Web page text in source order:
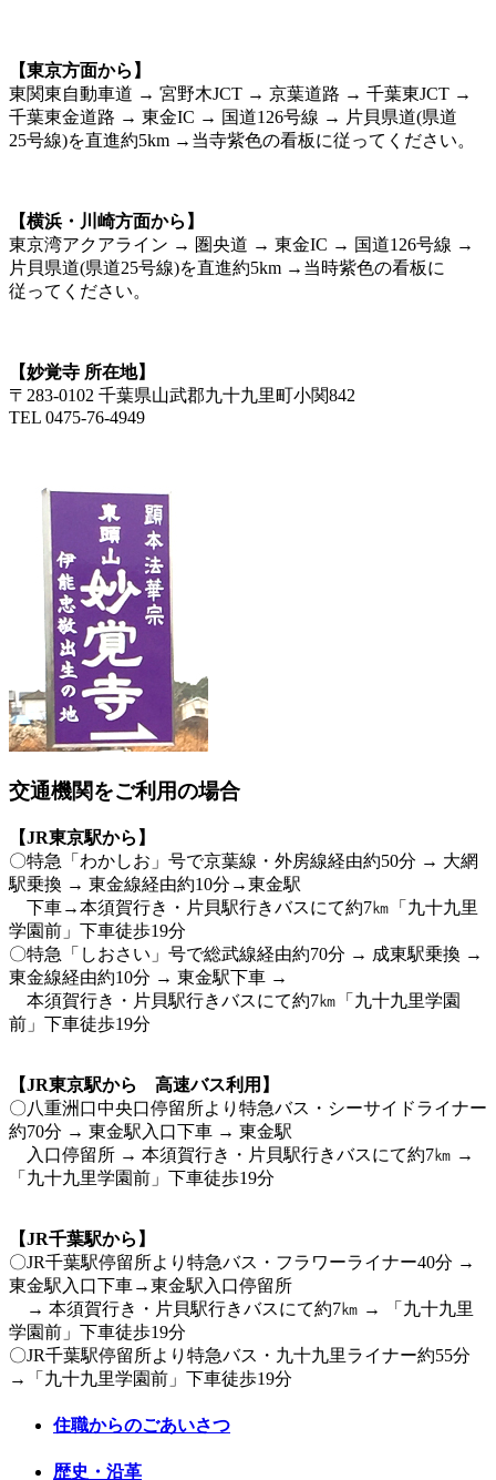
【東京方面から】
東関東自動車道 → 宮野木JCT → 京葉道路 → 千葉東JCT →
千葉東金道路 → 東金IC → 国道126号線 → 片貝県道(県道
25号線)を直進約5km →当寺紫色の看板に従ってください。
【横浜・川崎方面から】
東京湾アクアライン → 圏央道 → 東金IC → 国道126号線 →
片貝県道(県道25号線)を直進約5km →当時紫色の看板に
従ってください。
【妙覚寺 所在地】
〒283-0102 千葉県山武郡九十九里町小関842
TEL 0475-76-4949
交通機関をご利用の場合
【JR東京駅から】
〇特急「わかしお」号で京葉線・外房線経由約50分 → 大網
駅乗換 → 東金線経由約10分→東金駅
下車→本須賀行き・片貝駅行きバスにて約7㎞「九十九里
学園前」下車徒歩19分
〇特急「しおさい」号で総武線経由約70分 → 成東駅乗換 →
東金線経由約10分 → 東金駅下車 →
本須賀行き・片貝駅行きバスにて約7㎞「九十九里学園
前」下車徒歩19分
【JR東京駅から 高速バス利用】
〇八重洲口中央口停留所より特急バス・シーサイドライナー
約70分 → 東金駅入口下車 → 東金駅
入口停留所 → 本須賀行き・片貝駅行きバスにて約7㎞ →
「九十九里学園前」下車徒歩19分
【JR千葉駅から】
〇JR千葉駅停留所より特急バス・フラワーライナー40分 →
東金駅入口下車→東金駅入口停留所
→ 本須賀行き・片貝駅行きバスにて約7㎞ → 「九十九里
学園前」下車徒歩19分
〇JR千葉駅停留所より特急バス・九十九里ライナー約55分
→「九十九里学園前」下車徒歩19分
住職からのごあいさつ
歴史・沿革